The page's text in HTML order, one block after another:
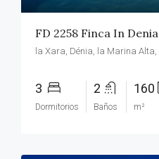
FD 2258 Finca In Denia
3
Dormitorios
2
Baños
160
m²